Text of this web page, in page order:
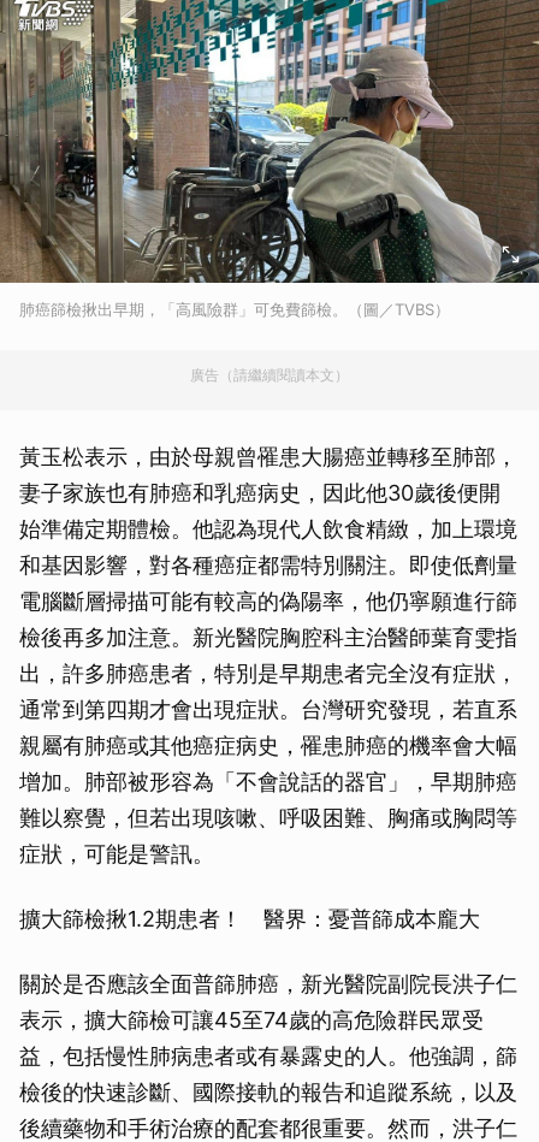
肺癌篩檢揪出早期，「高風險群」可免費篩檢。（圖／TVBS）
廣告（請繼續閱讀本文）
黃玉松表示，由於母親曾罹患大腸癌並轉移至肺部，
妻子家族也有肺癌和乳癌病史，因此他30歲後便開
始準備定期體檢。他認為現代人飲食精緻，加上環境
和基因影響，對各種癌症都需特別關注。即使低劑量
電腦斷層掃描可能有較高的偽陽率，他仍寧願進行篩
檢後再多加注意。新光醫院胸腔科主治醫師葉育雯指
出，許多肺癌患者，特別是早期患者完全沒有症狀，
通常到第四期才會出現症狀。台灣研究發現，若直系
親屬有肺癌或其他癌症病史，罹患肺癌的機率會大幅
增加。肺部被形容為「不會說話的器官」，早期肺癌
難以察覺，但若出現咳嗽、呼吸困難、胸痛或胸悶等
症狀，可能是警訊。
擴大篩檢揪1.2期患者！ 醫界：憂普篩成本龐大
關於是否應該全面普篩肺癌，新光醫院副院長洪子仁
表示，擴大篩檢可讓45至74歲的高危險群民眾受
益，包括慢性肺病患者或有暴露史的人。他強調，篩
檢後的快速診斷、國際接軌的報告和追蹤系統，以及
後續藥物和手術治療的配套都很重要。然而，洪子仁